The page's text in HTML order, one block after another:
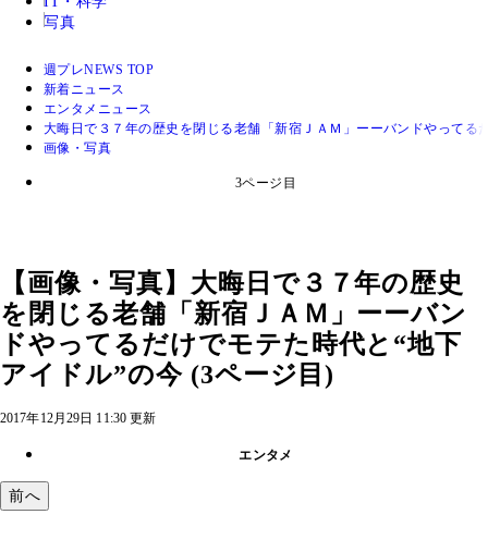
写真
週プレNEWS TOP
新着ニュース
エンタメニュース
大晦日で３７年の歴史を閉じる老舗「新宿ＪＡＭ」ーーバンドやってる
画像・写真
3ページ目
【画像・写真】大晦日で３７年の歴史
を閉じる老舗「新宿ＪＡＭ」ーーバン
ドやってるだけでモテた時代と“地下
アイドル”の今 (3ページ目)
2017年12月29日 11:30 更新
エンタメ
前へ